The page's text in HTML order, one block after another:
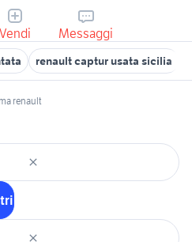
Vendi Messaggi
renault captur usata sicilia
renault